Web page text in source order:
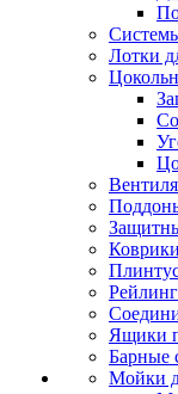
Лотки
Ящики
Барные
Мойки